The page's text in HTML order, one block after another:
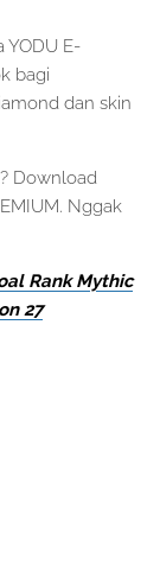
E-
bagi
dan skin
Download
Nggak
Rank Mythic
27